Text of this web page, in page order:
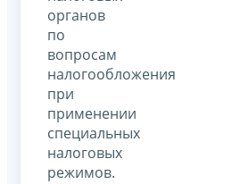
органов
по
вопросам
налогообложения
при
применении
специальных
налоговых
режимов.